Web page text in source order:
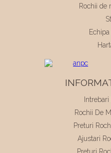
Rochii de
Intrebari
Rochii De
Preturi
Ajustari
Preturi